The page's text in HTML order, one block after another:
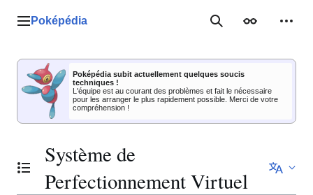
Menu principal
Poképédia RechercherApparence
Poképédia subit actuellement quelques soucis
techniques !
L'équipe est au courant des problèmes et fait le nécessaire
pour les arranger le plus rapidement possible. Merci de votre
compréhension !
Basculer la table des matières
Système de
Perfectionnement Virtuel